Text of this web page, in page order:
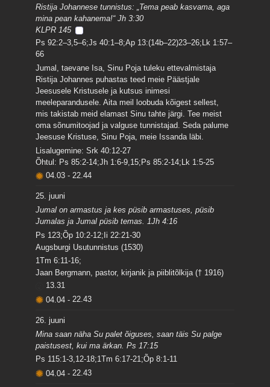
Ristija Johannese tunnistus: „Tema peab kasvama, aga
mina pean kahanema!“ Jh 3:30
KLPR 145
Ps 92:2–3,5–6;Js 40:1–8;Ap 13:(14b–22)23–26;Lk 1:57–
66
Jumal, taevane Isa, Sinu Poja tuleku ettevalmistaja
Ristija Johannes puhastas teed meie Päästjale
Jeesusele Kristusele ja kutsus inimesi
meeleparandusele. Aita meil loobuda kõigest sellest,
mis takistab meid elamast Sinu tahte järgi. Tee meist
oma sõnumitoojad ja valguse tunnistajad. Seda palume
Jeesuse Kristuse, Sinu Poja, meie Issanda läbi.
Lisalugemine: Srk 40:12-27
Õhtul: Ps 85:2-14;Jh 1:6-9,15;Ps 85:2-14;Lk 1:5-25
04.03- 22.44
25. juuni
Jumal on armastus ja kes püsib armastuses, püsib
Jumalas ja Jumal püsib temas. 1Jh 4:16
Ps 123;Õp 10:2-12;Ii 22:21-30
Augsburgi Usutunnistus (1530)
1Tm 6:11-16;
Jaan Bergmann, pastor, kirjanik ja piiblitõlkija († 1916)
13.31
04.04-22.43
26. juuni
Mina saan näha Su palet õiguses, saan täis Su palge
paistusest, kui ma ärkan. Ps 17:15
Ps 115:1-3,12-18;1Tm 6:17-21;Õp 8:1-11
04.04-22.43